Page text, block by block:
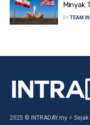
Minyak
BYTEAM
2025 © INTRADAY.my ⚡